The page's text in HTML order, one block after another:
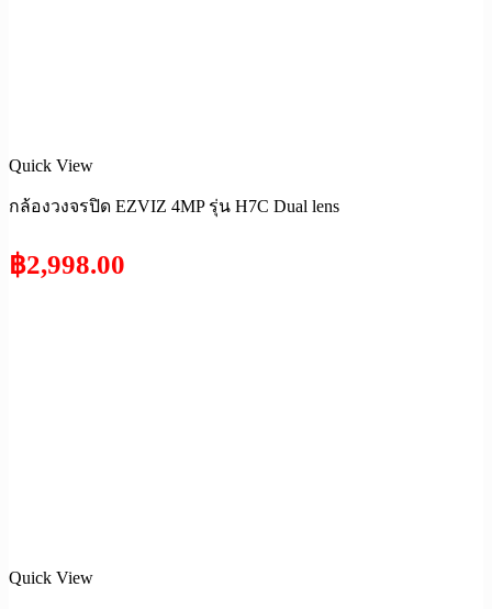
Quick View
กล้องวงจรปิด EZVIZ 4MP รุ่น H7C Dual lens
฿2,998.00
Quick View